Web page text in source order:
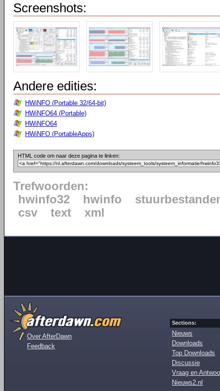
Screenshots:
Andere edities:
HWiNFO (Portable 32/64-bit)
HWiNFO64 (Portable)
HWiNFO64
HWiNFO (PortableApps)
HTML code om naar deze pagina te linken:
Trefwoorden:
hwinfo32
hwinfo
csv
text xml
Over AfterDawn
Feedback
Sections:
Nieuws
Downloads
Top Downloads
Discussie
Vraag en
Nieuws2.nl